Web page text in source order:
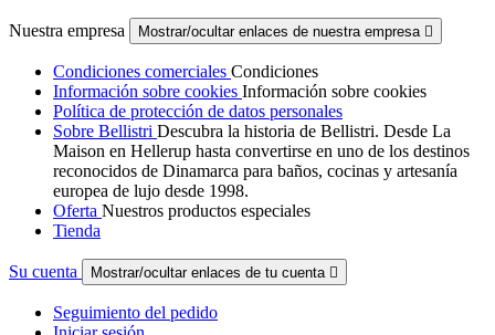
Nuestra empresa Mostrar/ocultar enlaces de nuestra empresa 
Condiciones comerciales Condiciones
Información sobre cookies Información sobre cookies
Política de protección de datos personales
Sobre Bellistri Descubra la historia de Bellistri. Desde La
Maison en Hellerup hasta convertirse en uno de los destinos
reconocidos de Dinamarca para baños, cocinas y artesanía
europea de lujo desde 1998.
Oferta Nuestros productos especiales
Tienda
Su cuenta Mostrar/ocultar enlaces de tu cuenta 
Seguimiento del pedido